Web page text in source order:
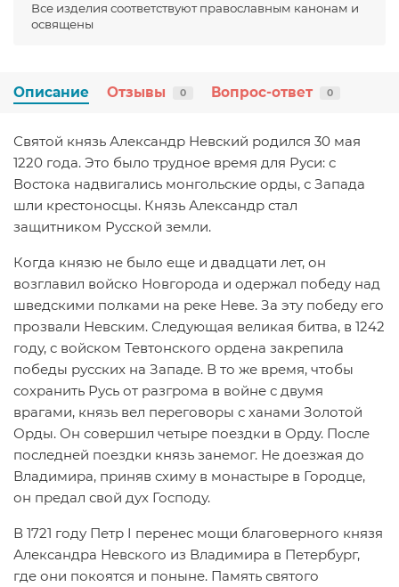
Все изделия соответствуют православным канонам и
освящены
Описание Отзывы 0 Вопрос-ответ 0
Святой князь Александр Невский родился 30 мая
1220 года. Это было трудное время для Руси: с
Востока надвигались монгольские орды, с Запада
шли крестоносцы. Князь Александр стал
защитником Русской земли.
Когда князю не было еще и двадцати лет, он
возглавил войско Новгорода и одержал победу над
шведскими полками на реке Неве. За эту победу его
прозвали Невским. Следующая великая битва, в 1242
году, с войском Тевтонского ордена закрепила
победы русских на Западе. В то же время, чтобы
сохранить Русь от разгрома в войне с двумя
врагами, князь вел переговоры с ханами Золотой
Орды. Он совершил четыре поездки в Орду. После
последней поездки князь занемог. Не доезжая до
Владимира, приняв схиму в монастыре в Городце,
он предал свой дух Господу.
В 1721 году Петр I перенес мощи благоверного князя
Александра Невского из Владимира в Петербург,
где они покоятся и поныне. Память святого